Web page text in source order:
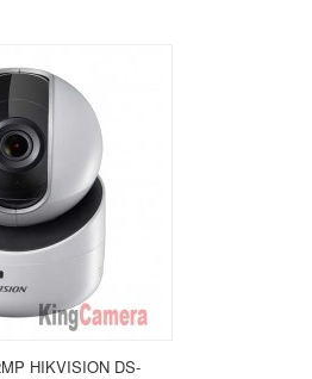
HIKVISION DS-